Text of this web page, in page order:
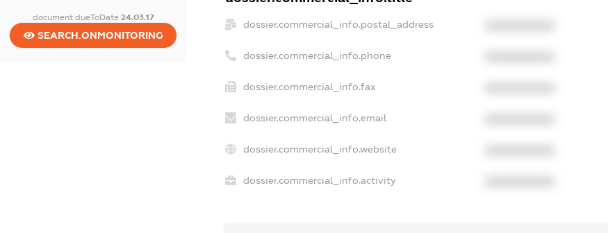
document.dueToDate 24.03.17
SEARCH.ONMONITORING
dossier.commercial_info.postal_address
dossier.commercial_info.phone
dossier.commercial_info.fax
dossier.commercial_info.email
dossier.commercial_info.website
dossier.commercial_info.activity